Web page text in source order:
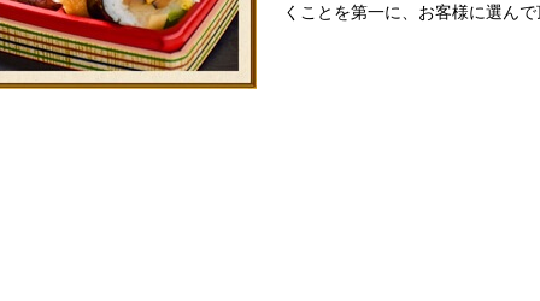
くことを第一に、お客様に選ん